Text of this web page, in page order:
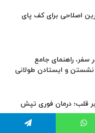
اصلاحی برای کف پای
راهنمای جامع
و ایستادن طولانی
قلب؛ درمان فوری تپش